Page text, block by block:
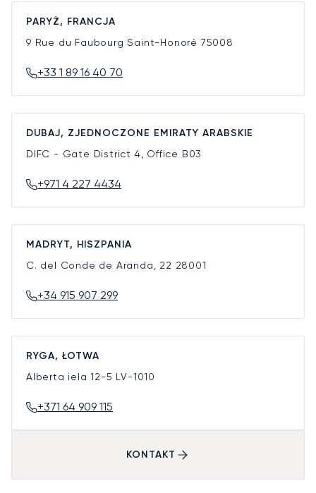
PARYŻ, FRANCJA
9 Rue du Faubourg Saint-Honoré 75008
+33 1 89 16 40 70
DUBAJ, ZJEDNOCZONE EMIRATY ARABSKIE
DIFC - Gate District 4, Office B03
+971 4 227 4434
MADRYT, HISZPANIA
C. del Conde de Aranda, 22 28001
+34 915 907 299
RYGA, ŁOTWA
Alberta iela 12-5 LV-1010
+371 64 909 115
KONTAKT